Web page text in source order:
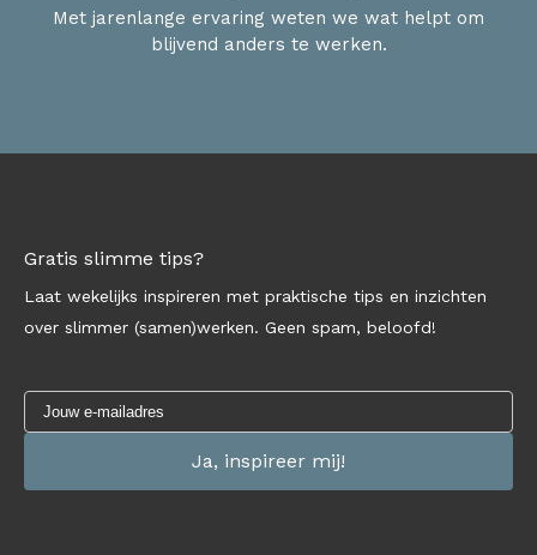
Met jarenlange ervaring weten we wat helpt om
blijvend anders te werken.
Gratis slimme tips?
Laat wekelijks inspireren met praktische tips en inzichten
over slimmer (samen)werken. Geen spam, beloofd!